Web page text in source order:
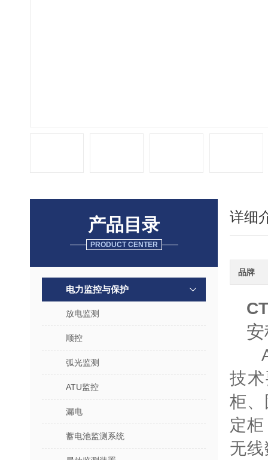
产品目录
PRODUCT CENTER
电力监控与保护
放电监测
顺控
弧光监测
ATU监控
漏电
蓄电池监测系统
详细
品牌
技
柜
定
无